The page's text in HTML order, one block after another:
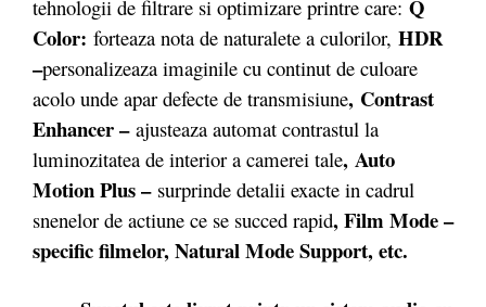
tehnologii de filtrare si optimizare printre care: Q
Color: forteaza nota de naturalete a culorilor, HDR
–personalizeaza imaginile cu continut de culoare
acolo unde apar defecte de transmisiune, Contrast
Enhancer – ajusteaza automat contrastul la
luminozitatea de interior a camerei tale, Auto
Motion Plus – surprinde detalii exacte in cadrul
snenelor de actiune ce se succed rapid, Film Mode –
specific filmelor, Natural Mode Support, etc.